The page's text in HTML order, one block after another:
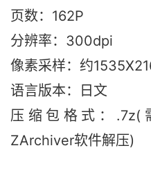
页数：162P
分辨率：300dpi
像素采样：约
语言版本：日文
压缩包格式：.7z(
ZArchiver软件解压)